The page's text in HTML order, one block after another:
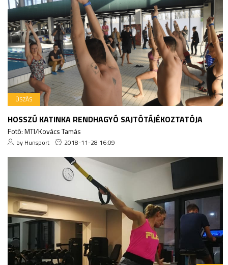
ÚSZÁS
HOSSZÚ KATINKA RENDHAGYÓ SAJTÓTÁJÉKOZTATÓJA
Fotó: MTI/Kovács Tamás
by Hunsport 2018-11-28 16:09